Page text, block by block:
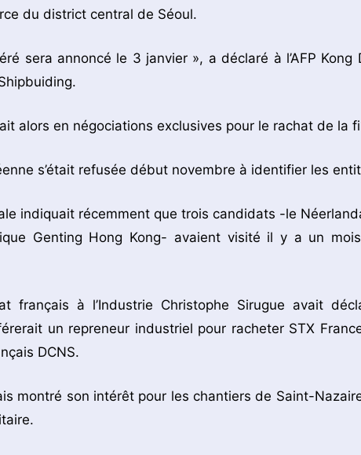
du district central de Séoul.
sera annoncé le 3 janvier », a déclaré à l’AFP
alors en négociations exclusives pour le rachat de la
s’était refusée début novembre à identifier les
indiquait récemment que trois candidats -le
Genting Hong Kong- avaient visité il y a un
français à l’Industrie Christophe Sirugue avait
un repreneur industriel pour racheter STX
DCNS.
montré son intérêt pour les chantiers de Saint-